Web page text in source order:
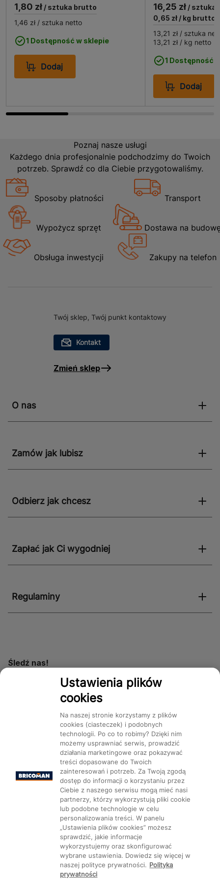
Piach 0-2 mm 0.5 m3 znajduje szerokie zastosowanie
w budownictwie. Jest idealny do przygotowywania
zapraw murarskich i tynkarskich, gdzie wymagana jest
drobna struktura materiału. Może być również używany
jako składnik betonów, gdzie jego właściwości
pozwalają na uzyskanie gładkich i trwałych
powierzchni. Dodatkowo piach ten jest często
wykorzystywany w pracach ogrodniczych, jako
materiał do wyrównywania terenu czy tworzenia
podłoża pod kostkę brukową. Dzięki swojej
wszechstronności Piach 0-2 mm 0.5 m3 jest
1,80 zł / sztuka brutto
1,46 zł / sztuka netto
1 Dostępność w sklepie
Dodaj
16,25 zł/ sztuka
0,65 zł/ kg brutto
13,21 zł/ sztuka
13,21 zł/ kg netto
1 Dostępność
Dodaj
Poznaj nasze usługi
Każdego dnia profesjonalnie podchodzimy do Twoich
potrzeb. Sprawdź co dla Ciebie przygotowaliśmy.
Sposoby płatności Transport
Wypożycz sprzęt Dostawa na
Obsługa inwestycji Zakupy na telefon
Twój sklep, Twój punkt kontaktowy
Kontakt
Zmień sklep
O nas
Zamów jak lubisz
Odbierz jak chcesz
Zapłać jak Ci wygodniej
Regulaminy
Śledź nas!
Dostępność
Kategorie Produkty Marki CMS
Ustawienia plików cookie
Ustawienia plików
cookies
Na naszej stronie korzystamy z plików
cookies (ciasteczek) i podobnych
technologii. Po co to robimy? Dzięki nim
możemy usprawniać serwis, prowadzić
działania marketingowe oraz pokazywać
treści dopasowane do Twoich
zainteresowań i potrzeb. Za Twoją zgodą
dostęp do informacji o korzystaniu przez
Ciebie z naszego serwisu mogą mieć nasi
partnerzy, którzy wykorzystują pliki cookie
lub podobne technologie w celu
personalizowania treści. W panelu
„Ustawienia plików cookies” możesz
sprawdzić, jakie informacje
wykorzystujemy oraz skonfigurować
wybrane ustawienia. Dowiedz się więcej w
naszej polityce prywatności. Polityka
prywatności